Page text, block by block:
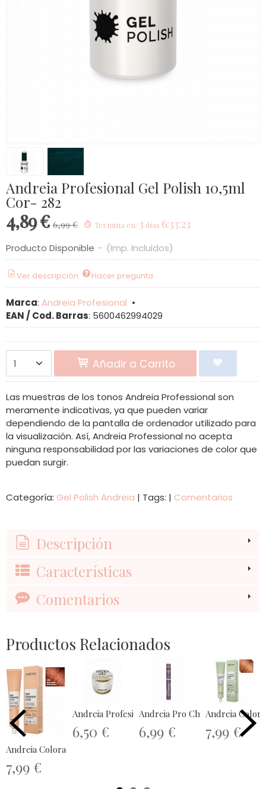
Andreia Profesional Gel Polish 10,5ml
Cor- 282
4,89 € 6,99 € Termina en: 3 días 6:33:23
Producto Disponible - (Imp. Incluidos)
Ver descripción Hacer pregunta
Marca: Andreia Profesional •
EAN / Cod. Barras: 5600462994029
Añadir a Carrito
Las muestras de los tonos Andreia Professional son
meramente indicativas, ya que pueden variar
dependiendo de la pantalla de ordenador utilizado para
la visualización. Así, Andreia Professional no acepta
ninguna responsabilidad por las variaciones de color que
puedan surgir.
Categoría: Gel Polish Andreia | Tags: | Comentarios
Descripción
Características
Comentarios
Productos Relacionados
Andreia Coloración Demi Permanente...
7,99 €
Andreia Profesional Spider gel para...
6,50 €
Andreia Pro Chrome Illusion
6,99 €
Andreia
7,99 €